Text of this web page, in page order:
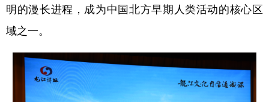
明的漫长进程，成为中国北方早期人类活动的核心区
域之一。